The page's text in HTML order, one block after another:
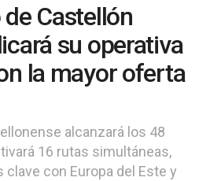
Castellón
su operativa
la mayor oferta
alcanzará los 48
16 rutas simultáneas,
con Europa del Este y